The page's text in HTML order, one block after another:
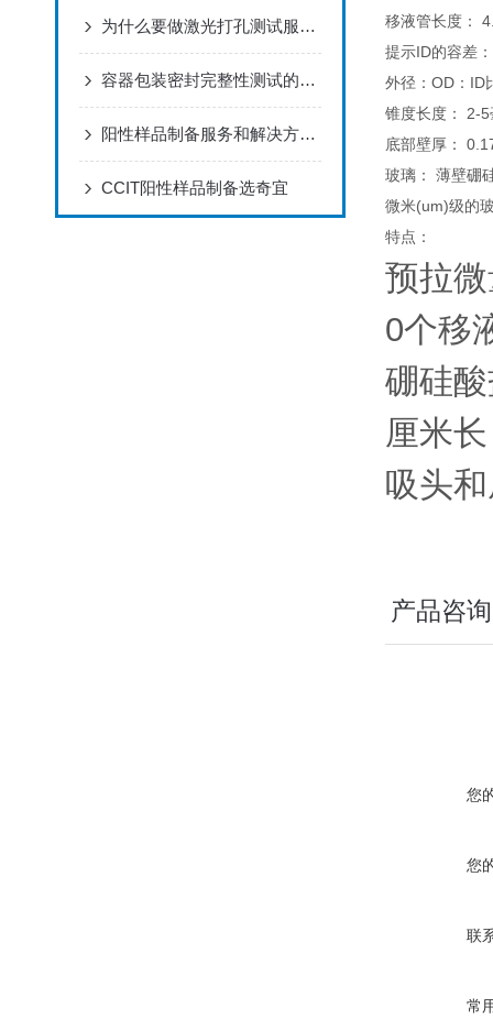
为什么要做激光打孔测试服务？
容器包装密封完整性测试的必要性
阳性样品制备服务和解决方案提供商-上海奇宜仪器
CCIT阳性样品制备选奇宜
移液管长度：
提示ID的容差
外径：OD：ID
锥度长度： 2-
底部壁厚：
玻璃： 薄壁硼
微米(um)级的
特点：
预拉
0个移
硼硅
厘米
吸头
产品咨询
您
您
联
常